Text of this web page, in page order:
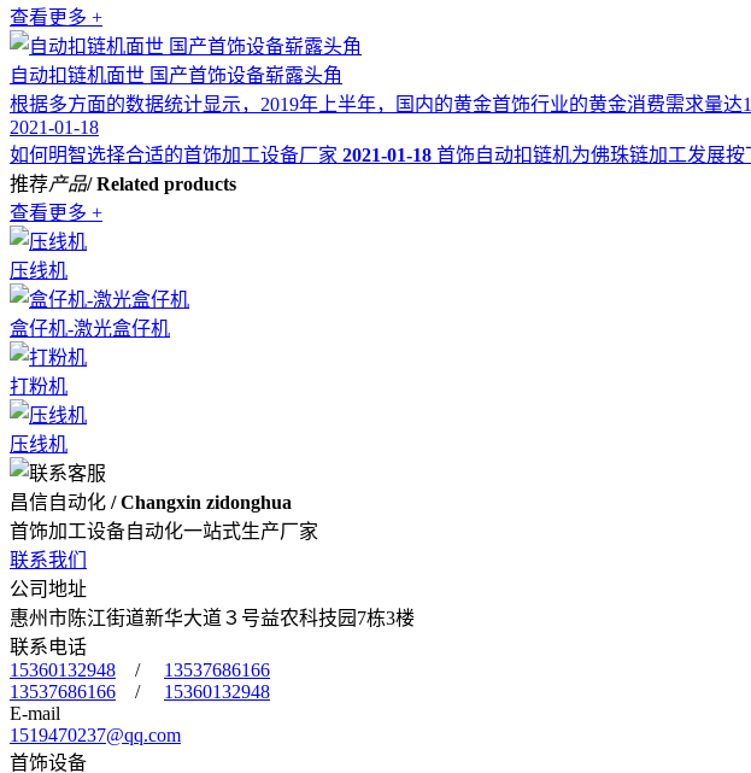
查看更多 +
自动扣链机面世 国产首饰设备崭露头角
根据多方面的数据统计显示，2019年上半年，国内的黄金首饰行业的黄金消费需求量
2021-01-18
如何明智选择合适的首饰加工设备厂家 2021-01-18 首饰自动扣链机为佛珠链加工发展按
推荐产品/ Related products
查看更多 +
压线机
盒仔机-激光盒仔机
打粉机
压线机
昌信自动化 / Changxin zidonghua
首饰加工设备自动化一站式生产厂家
联系我们
公司地址
惠州市陈江街道新华大道３号益农科技园7栋3楼
联系电话
15360132948 / 13537686166
13537686166 / 15360132948
E-mail
1519470237@qq.com
首饰设备